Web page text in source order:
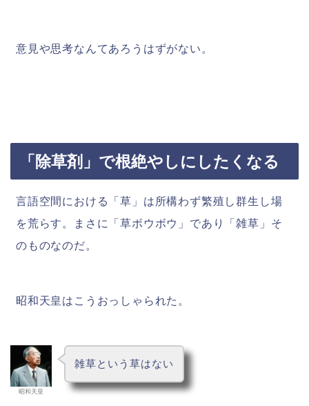
意見や思考なんてあろうはずがない。
「除草剤」で根絶やしにしたくなる
言語空間における「草」は所構わず繁殖し群生し場
を荒らす。まさに「草ボウボウ」であり「雑草」そ
のものなのだ。
昭和天皇はこうおっしゃられた。
昭和天皇
雑草という草はない